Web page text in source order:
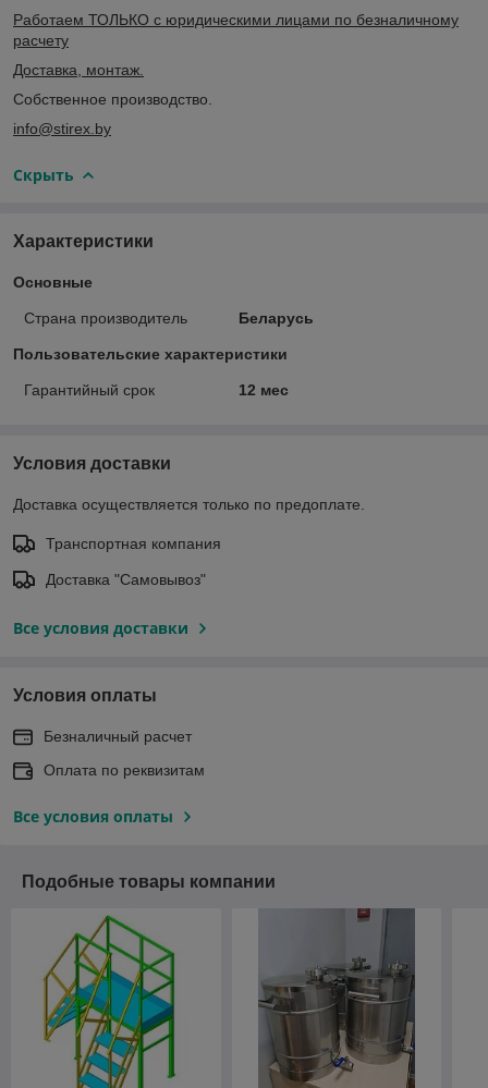
Работаем ТОЛЬКО с юридическими лицами по безналичному
расчету
Доставка, монтаж.
Собственное производство
info@stirex.by
Скрыть
Характеристики
Основные
Страна производитель Беларусь
Пользовательские характеристики
Гарантийный срок 12 мес
Условия доставки
Доставка осуществляется только по предоплате.
Транспортная компания
Доставка "Самовывоз"
Все условия доставки
Условия оплаты
Безналичный расчет
Оплата по реквизитам
Все условия оплаты
Подобные товары компании